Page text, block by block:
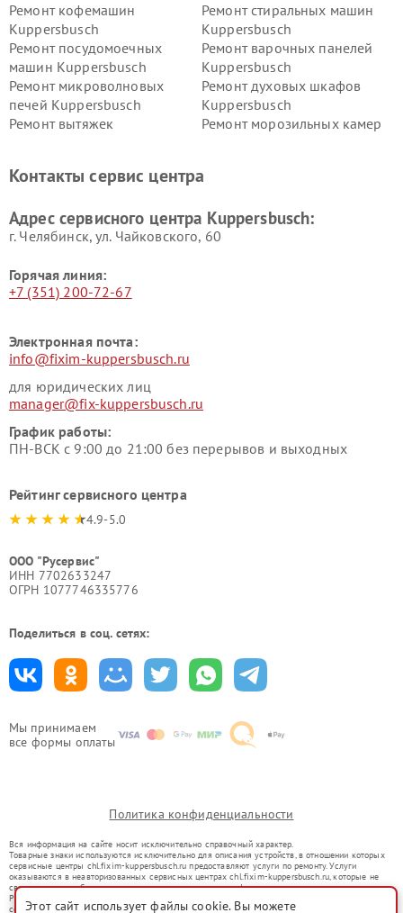
Мы принимаем
все формы оплаты
Ремонт кофемашин
Kuppersbusch
Ремонт стиральных машин
Kuppersbusch
Ремонт посудомоечных
машин Kuppersbusch
Ремонт варочных панелей
Kuppersbusch
Ремонт микроволновых
печей Kuppersbusch
Ремонт духовых шкафов
Kuppersbusch
Ремонт вытяжек
Ремонт морозильных камер
Kuppersbusch
вакуумных упаковщиков
Ремонт сушильных машин Kuppersbusch
Контакты сервис центра
Адрес сервисного центра Kuppersbusch:
г. Челябинск, ул. Чайковского, 60
Горячая линия:
+7 (351) 200-72-67
Электронная почта:
info@fixim-kuppersbusch.ru
для юридических лиц
manager@fix-kuppersbusch.ru
График работы:
ПН-ВСК с 9:00 до 21:00 без перерывов и выходных
Рейтинг сервисного центра
4.9-5.0
ООО "Русервис"
ИНН 7702633247
ОГРН 1077746335776
Поделиться в соц. сетях:
Политика конфиденциальности
Вся информация на сайте носит исключительно справочный характер.
Товарные знаки используются исключительно для описания устройств, в отношении которых
сервисные центры chl.fixim-kuppersbusch.ru предоставляют услуги по ремонту. Услуги
оказываются в неавторизованных сервисных центрах chl.fixim-kuppersbusch.ru, которые не
связаны с правообладателями товарных знаков или их официальными представителями.
Ремонт осуществляется для устройств, уже введенных в гражданский оборот в соответствии
со статьей 1487 ГК РФ.
Этот сайт использует файлы cookie. Вы можете